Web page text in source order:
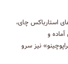
استارباکس چای،
و
نیز سرو